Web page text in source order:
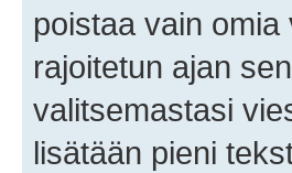
poistaa vain
rajoitetun ajan
valitsemastasi
lisätään pieni